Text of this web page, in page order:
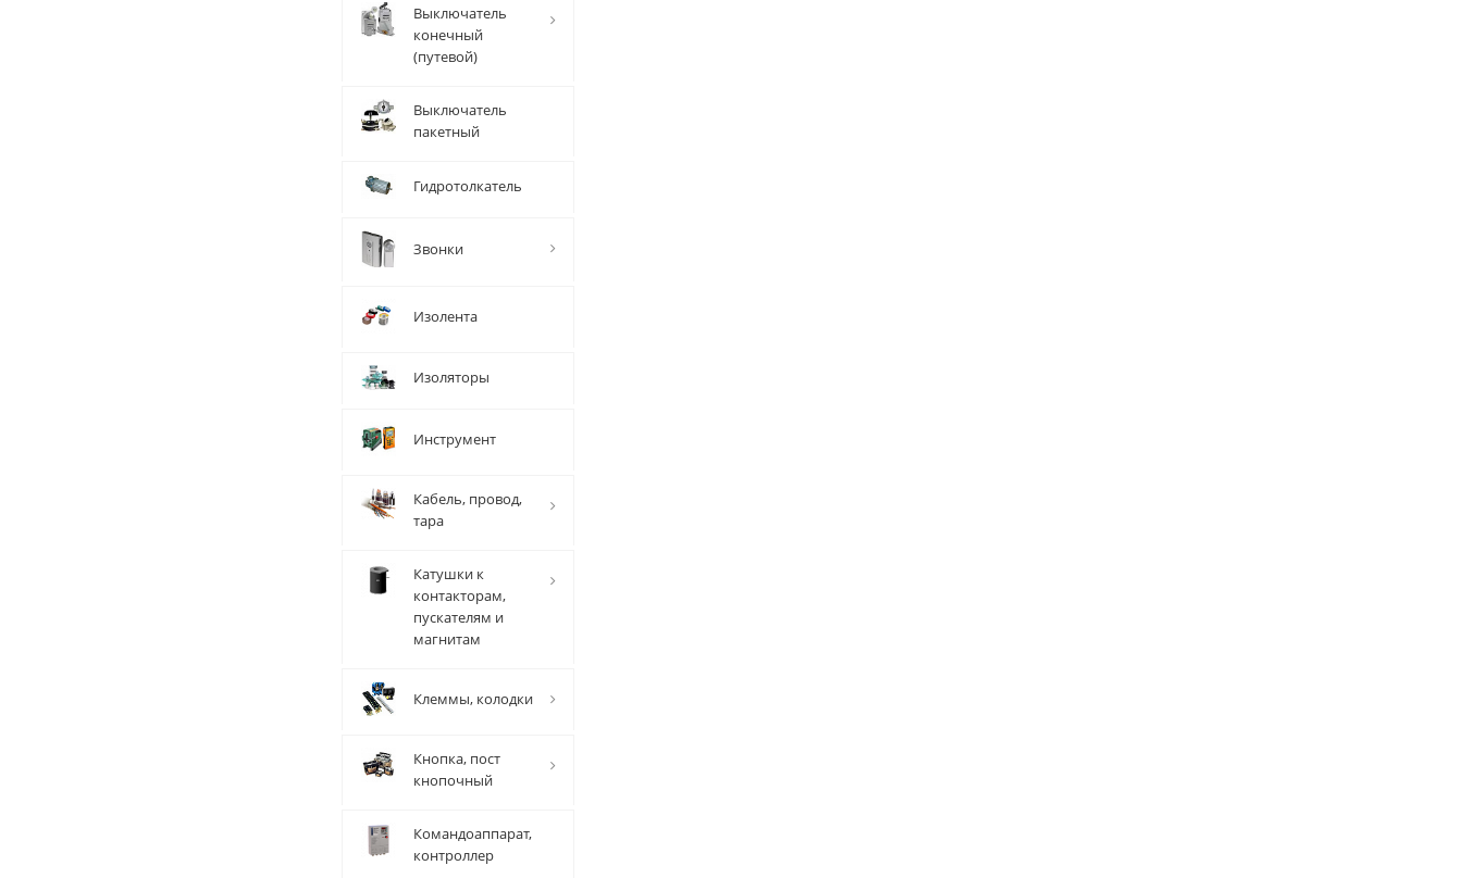
Выключатель
конечный
(путевой)
Выключатель
пакетный
Гидротолкатель
Звонки
Изолента
Изоляторы
Инструмент
Кабель, провод,
тара
Катушки к
контакторам,
пускателям и
магнитам
Клеммы, колодки
Кнопка, пост
кнопочный
Командоаппарат,
контроллер